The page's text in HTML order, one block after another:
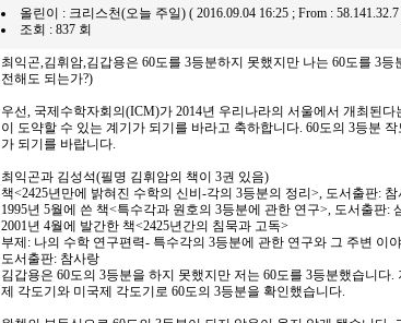
올린이 : 크리스천(오늘 주일) ( 2016.09.04 16:25 ; From : 58.141.32.7
조회 : 837 회
최익곤,김휘암,김갑용은 60도를 3등분하지 못했지만 나는 60도를 3
전해도 되는가?)
우선, 국제수학자회의(ICM)가 2014년 우리나라의 서울에서 개최된
이 도약할 수 있는 계기가 되기를 바라고 축하합니다. 60도의 3등분
가 되기를 바랍니다.
최익곤과 김성석(필명 김휘암의 책이 3권 있음)
책<2425년만에 밝혀진 수학의 신비-각의 3등분의 정리>, 도서출판: 참
1995년 5월에 쓴 책<특수각과 원호의 3등분에 관한 연구>, 도서출판:
2001년 4월에 발간한 책<2425년간의 침묵과 고독>
부제: 나의 수학 연구편력- 특수각의 3등분에 관한 연구와 그 주변 이야
도서출판: 참사랑
김갑용은 60도의 3등분을 하지 못했지만 저는 60도를 3등분했습니다
제 각도기와 미국제 각도기로 60도의 3등분을 확인했습니다.